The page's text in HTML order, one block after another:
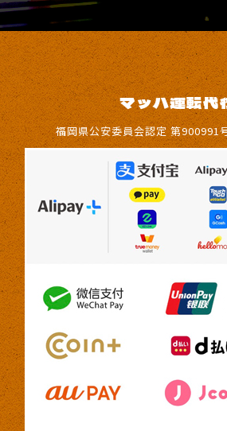
マッハ運転代
福岡県公安委員会認定 第900991